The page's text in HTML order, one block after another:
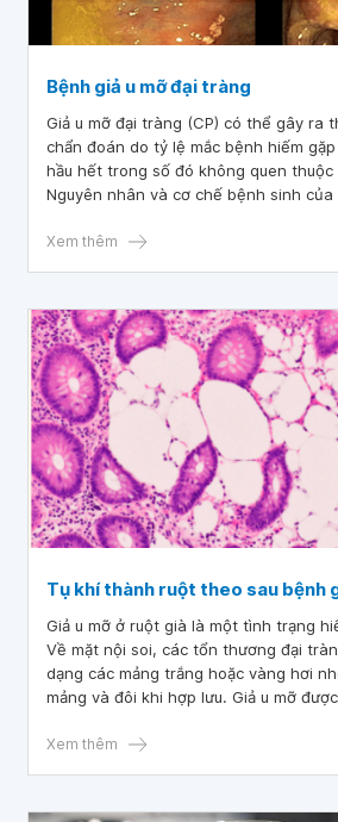
Bệnh giả u mỡ đại tràng
Giả u mỡ đại tràng (CP) có thể gây ra
chẩn đoán do tỷ lệ mắc bệnh hiếm
hầu hết trong số đó không quen
Nguyên nhân và cơ chế bệnh sinh của
Xem thêm
Tụ khí thành ruột theo sau bệnh
Giả u mỡ ở ruột già là một tình trạng
Về mặt nội soi, các tổn thương đại
dạng các mảng trắng hoặc vàng hơi
mảng và đôi khi hợp lưu. Giả u mỡ
kích thước khác nhau bên trong lớp
ruột.
Xem thêm